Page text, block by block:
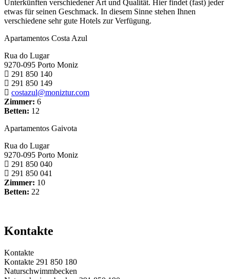
Unterkünften verschiedener Art und Qualität. Hier findet (fast) jeder
etwas für seinen Geschmack. In diesem Sinne stehen Ihnen
verschiedene sehr gute Hotels zur Verfügung.
Apartamentos Costa Azul
Rua do Lugar
9270-095 Porto Moniz
291 850 140
291 850 149
costazul@moniztur.com
Zimmer: 6
Betten: 12
Apartamentos Gaivota
Rua do Lugar
9270-095 Porto Moniz
291 850 040
291 850 041
Zimmer: 10
Betten: 22
Kontakte
Kontakte
Kontakte 291 850 180
Naturschwimmbecken